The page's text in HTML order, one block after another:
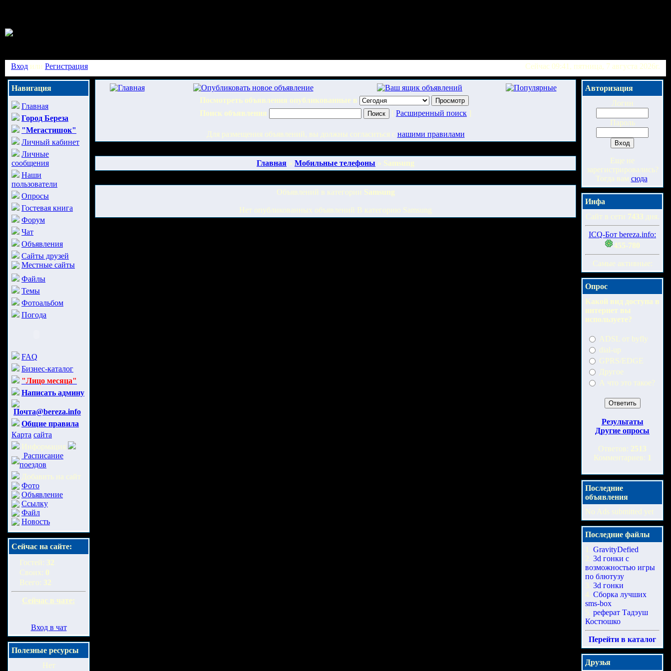
Вход или Регистрация Сейчас 09:41, пятница, 7 августа 2026г.
Навигация
Главная
Город Береза
"Мегастишок"
Личный кабинет
Личные
сообщения
Наши
пользователи
Опросы
Гостевая книга
Форум
Чат
Объявления
Сайты друзей
Местные сайты
Файлы
Темы
Фотоальбом
Погода
FAQ
Бизнес-каталог
"Лицо месяца"
Написать админу
Почта@bereza.info
Общие правила
Карта сайта
Информация
Расписание
поездов
Добавить на сайт
Фото
Объявление
Ссылку
Файл
Новость
Сейчас на сайте:
Гостей: 32
Своих: 0
Всего: 32
Сейчас в чате:
Вход в чат
Полезные ресурсы
Нет
Посмотреть объявления опубликованные в
Поиск объявления
[ Расширенный поиск ]
Для размещения объявлений, вы должны согласиться с нашими правилами
Главная » Мобильные телефоны » Samsung
Объявлений в категории Samsung
Нет опубликованных объявлений В категорию Samsung
Авторизация
Логин
Пароль
Еще не
зарегистрировались?
Тогда вам сюда.
Инфа
Сайт в сети 7433 дня.
ICQ-Бот bereza.info:
455-780
Самые активные:
Опрос
Какой вид доступа в
интернет вы
используете?
ADSL от byfly
dial-up
GPRS/EDGE
Другое
А что это такое?
Результаты
Другие опросы
Ответов: 2513
Комментариев: 1
Последние
объявления
No Ads submitted yet
Последние файлы
1. GravityDefied
2. 3d гонки с
возможностью игры
по блютузу
3. 3d гонки
4. Сборка лучших
sms-box
5. реферат Тадэуш
Костюшко
Перейти в каталог
Друзья